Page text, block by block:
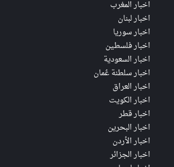
اخبار المغرب
اخبار لبنان
اخبار سوريا
اخبار فلسطين
اخبار السعودية
اخبار سلطنة عُمان
اخبار العراق
اخبار الكويت
اخبار قطر
اخبار البحرين
اخبار الأردن
اخبار الجزائر